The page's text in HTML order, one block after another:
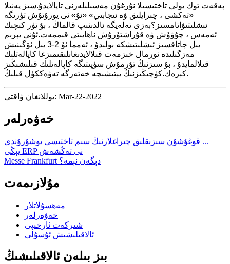
پەقەت توك يولى تاختىسىلا نۇرغۇن مەسىلىلەرنى تاپالايدۇ.سىز يەنىلا
«تەكشى ، چىرايلىق ۋە ئىجابىي» «ئۇ» نى يورۇتۇش تۈرىگە
ئىشلىتىۋاتامسىز؟بەزى تەلەيگە ئالدىنىپ قالماڭ ، بۇ تۈر كىچىك
ئەمەس ، چۇۋۇش ۋە قۇراشتۇرۇش ناھايىتى قىممەت.ئۇنى يېرىم
يىل چاتاقسىز ئىشلىتىشكە بولىدۇ ، ئەمما ئۇ 2-3 يىل ئۆگىنىش
مەزگىلىدە نورمال خىزمەت قىلالايدىغانلىقىمىزغا كاپالەتلىك
قىلالمايدۇ ، بۇ سىزنىڭ تۇرمۇش سۈپىتىگە كاپالەتلىك قىلىشىڭىز
كېرەك.كۈچىڭىزنىڭ يېتىشىچە خەتەرگە تەۋەككۈل قىلىڭ.
يوللانغان ۋاقتى: Mar-22-2022
خەۋەرلەر
قوغۇشۇن سىزىقلىق چىراغلارنىڭ سىم تاختىسى يوشۇرۇندى ...
يېڭى ERP نى تەڭشەش
Messe Frankfurt دېگەن نېمە؟
مۇلازىمەت
مەھسۇلاتلار
خەۋەرلەر
شىركەت ئارخىپى
ئالاقىلىشىش ئۇسۇلى
بىز بىلەن ئالاقىلىشىڭ